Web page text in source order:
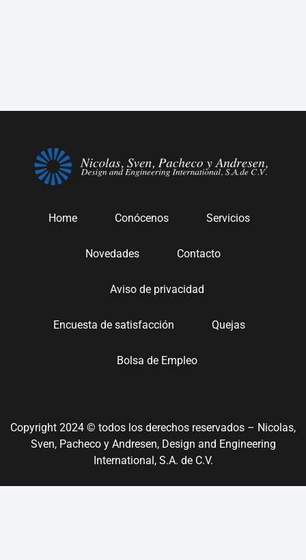
Home Conócenos Servicios
Novedades Contacto
Aviso de privacidad
Encuesta de satisfacción Quejas
Bolsa de Empleo
Copyright 2024 © todos los derechos reservados – Nicolas,
Sven, Pacheco y Andresen, Design and Engineering
International, S.A. de C.V.